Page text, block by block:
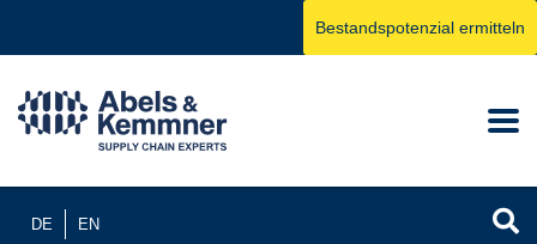
DE EN
Bestandspotenzial ermitteln